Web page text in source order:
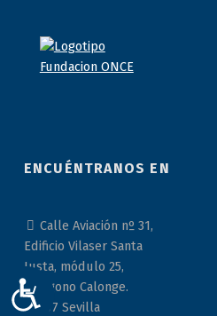
ACCESIBILIDAD
ENCUÉNTRANOS EN
Calle Aviación nº 31,
Edificio Vilaser Santa
Justa, módulo 25,
Polígono Calonge.
41007 Sevilla